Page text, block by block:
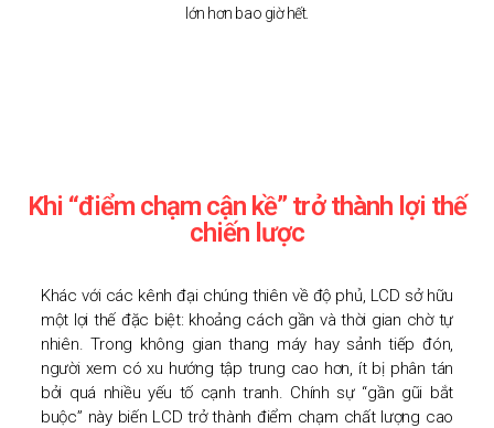
lớn hơn bao giờ hết.
Khi “điểm chạm cận kề” trở thành lợi thế
chiến lược
Khác với các kênh đại chúng thiên về độ phủ, LCD sở hữu
một lợi thế đặc biệt: khoảng cách gần và thời gian chờ tự
nhiên. Trong không gian thang máy hay sảnh tiếp đón,
người xem có xu hướng tập trung cao hơn, ít bị phân tán
bởi quá nhiều yếu tố cạnh tranh. Chính sự “gần gũi bắt
buộc” này biến LCD trở thành điểm chạm chất lượng cao